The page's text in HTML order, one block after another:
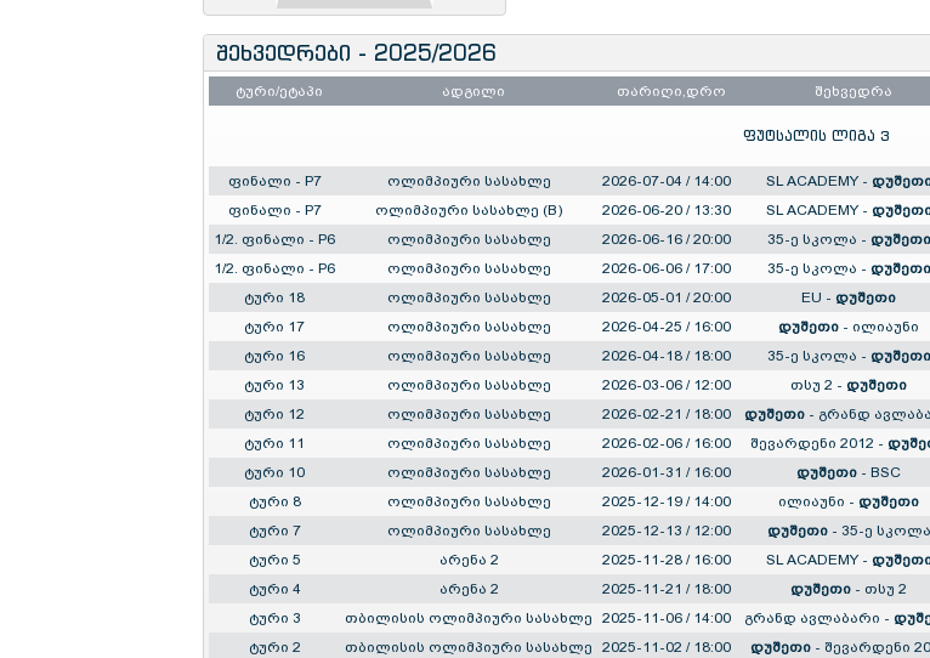
შეხვედრები - 2025/2026
ტური/ეტაპი ადგილი თარიღი,დრო შეხვედრა
ფუტსალის ლიგა 3
ფინალი - P7 ოლიმპიური სასახლე 2026-07-04 / 14:00 SL ACADEMY-
ფინალი - P7
ოლიმპიური სასახლე (B) 2026-06-20 / 13:30 SL ACADEMY-
1/2. ფინალი - P6
ოლიმპიური სასახლე 2026-06-16 / 20:00 35-ე სკოლა - დუშეთი
1/2. ფინალი - P6
ოლიმპიური სასახლე 2026-06-06 / 17:00 35-ე სკოლა - დუშეთი
ტური 18
ოლიმპიური სასახლე 2026-05-01 / 20:00 EU - დუშეთი
ტური 17
ოლიმპიური სასახლე 2026-04-25 / 16:00 დუშეთი - ილიაუნი
ტური 16
ოლიმპიური სასახლე 2026-04-18 / 18:00 35-ე სკოლა - დუშეთი
ტური 13
ოლიმპიური სასახლე 2026-03-06 / 12:00 თსუ 2 - დუშეთი
ტური 12
ოლიმპიური სასახლე 2026-02-21 / 18:00 დუშეთი- გრანდ
ტური 11
ოლიმპიური სასახლე 2026-02-06 / 16:00 შევარდენი 2012 -
ტური 10
ოლიმპიური სასახლე 2026-01-31 / 16:00 დუშეთი - BSC
ტური 8
ოლიმპიური სასახლე 2025-12-19 / 14:00 ილიაუნი - დუშეთი
ტური 7
ოლიმპიური სასახლე 2025-12-13 / 12:00 დუშეთი- 35-ე სკოლა
ტური 5
არენა 2 2025-11-28 / 16:00 SL ACADEMY-
ტური 4
არენა 2 2025-11-21 / 18:00 დუშეთი - თსუ 2
ტური 3
თბილისის ოლიმპიური სასახლე 2025-11-06 / 14:00 გრანდ ავლაბარი -
ტური 2
თბილისის ოლიმპიური სასახლე 2025-11-02 / 18:00 დუშეთი- შევარდენი